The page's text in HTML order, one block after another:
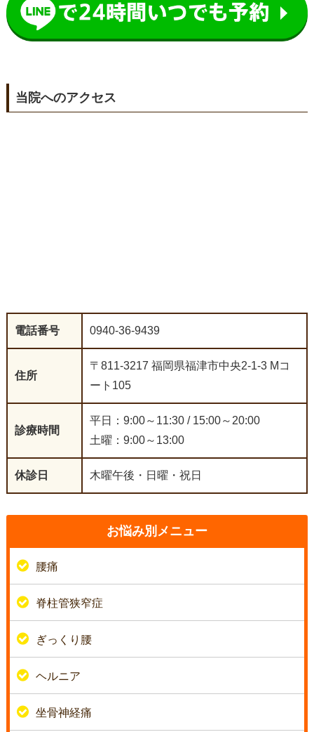
当院へのアクセス
電話番号 0940-36-9439
住所
〒811-3217 福岡県福津市中央2-1-3 Mコ
ート105
診療時間
平日：9:00～11:30 / 15:00～20:00
土曜：9:00～13:00
休診日 木曜午後・日曜・祝日
お悩み別メニュー
腰痛
脊柱管狭窄症
ぎっくり腰
ヘルニア
坐骨神経痛